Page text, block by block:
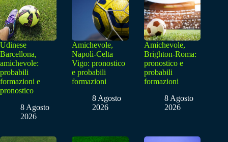
Udinese
Barcellona,
amichevole:
probabili
formazioni e
pronostico
8 Agosto
2026
Amichevole,
Napoli-Celta
Vigo: pronostico
e probabili
formazioni
8 Agosto
2026
Amichevole,
Brighton-Roma:
pronostico e
probabili
formazioni
8 Agosto
2026